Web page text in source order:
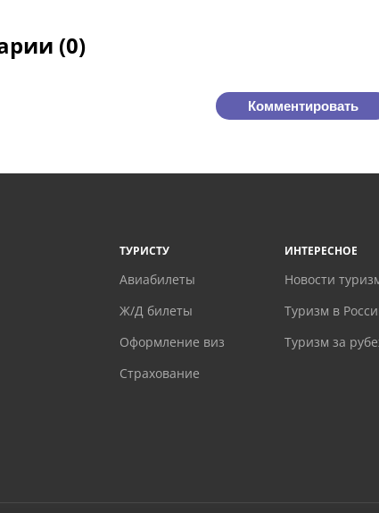
(0)
Комментировать
ТУРИСТУ
Авиабилеты
Ж/Д билеты
Оформление виз
Страхование
ИНТЕРЕСНОЕ
Новости
Туризм в
Туризм за